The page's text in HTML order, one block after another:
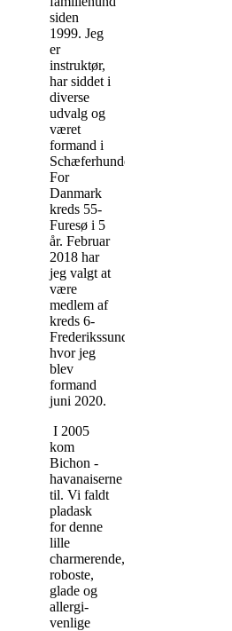
siden
1999. Jeg
er
instruktør,
har siddet i
diverse
udvalg og
været
formand i
Schæferhundeklubben
For
Danmark
kreds 55-
Furesø i 5
år. Februar
2018 har
jeg valgt at
være
medlem af
kreds 6-
Frederikssund,
hvor jeg
blev
formand
juni 2020.
I 2005
kom
Bichon -
havanaiserne
til. Vi faldt
pladask
for denne
lille
charmerende,
roboste,
glade og
allergi-
venlige